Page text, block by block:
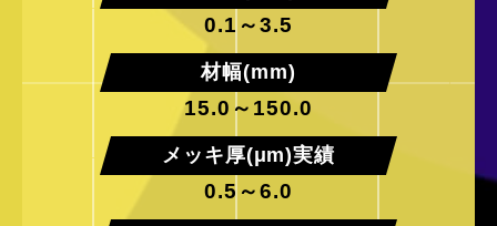
0.1～3.5
材幅(mm)
15.0～150.0
メッキ厚(μm)実績
0.5～6.0